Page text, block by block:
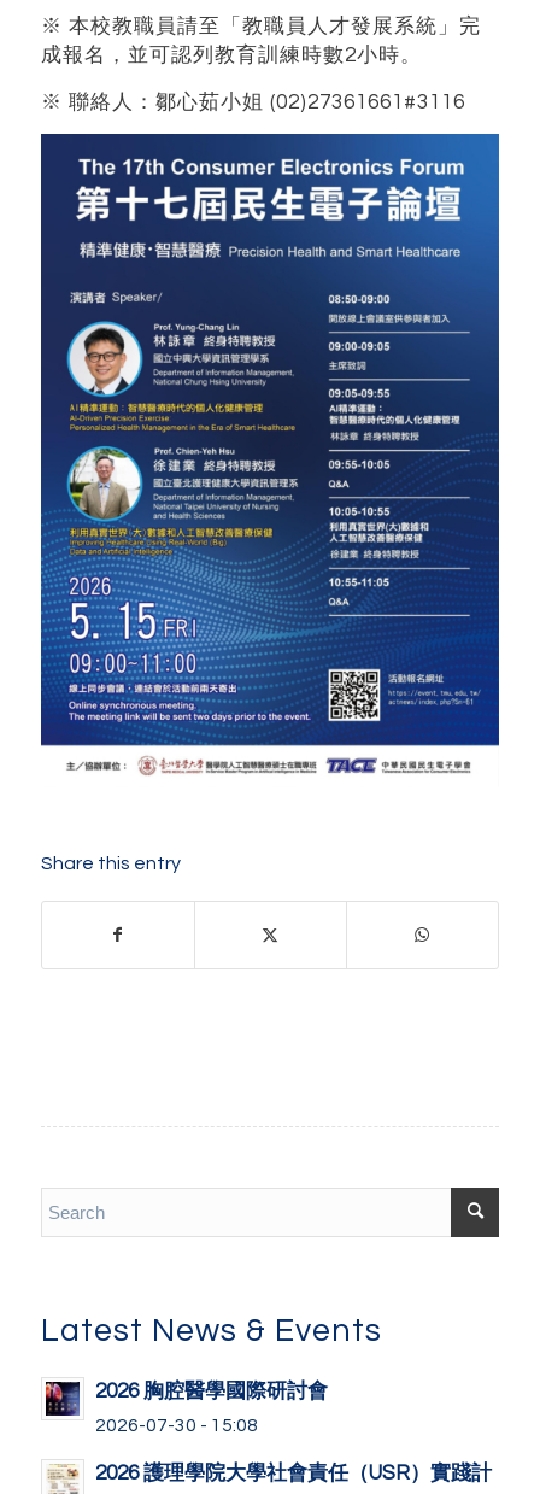
※ 本校教職員請至「教職員人才發展系統」完
成報名，並可認列教育訓練時數2小時。
※ 聯絡人：鄒心茹小姐 (02)27361661#3116
Share this entry
Latest News & Events
2026 胸腔醫學國際研討會
2026-07-30 - 15:08
2026 護理學院大學社會責任（USR）實踐計